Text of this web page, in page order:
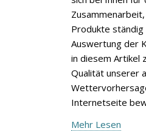
Produkte
Auswertung der
in diesem Artikel
Qualität unserer
Internetseite
Mehr Lesen